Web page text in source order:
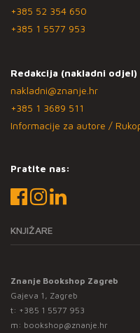
+385 52 354 650
+385 1 5577 953
Redakcija (nakladni odjel)
nakladni@znanje.hr
+385 1 3689 511
Informacije za autore /
Pratite nas:
KNJIŽARE
Znanje Bookshop Zagreb
Gajeva 1, Zagreb
t: +385 1 5577 953
m: bookshop@znanje.hr